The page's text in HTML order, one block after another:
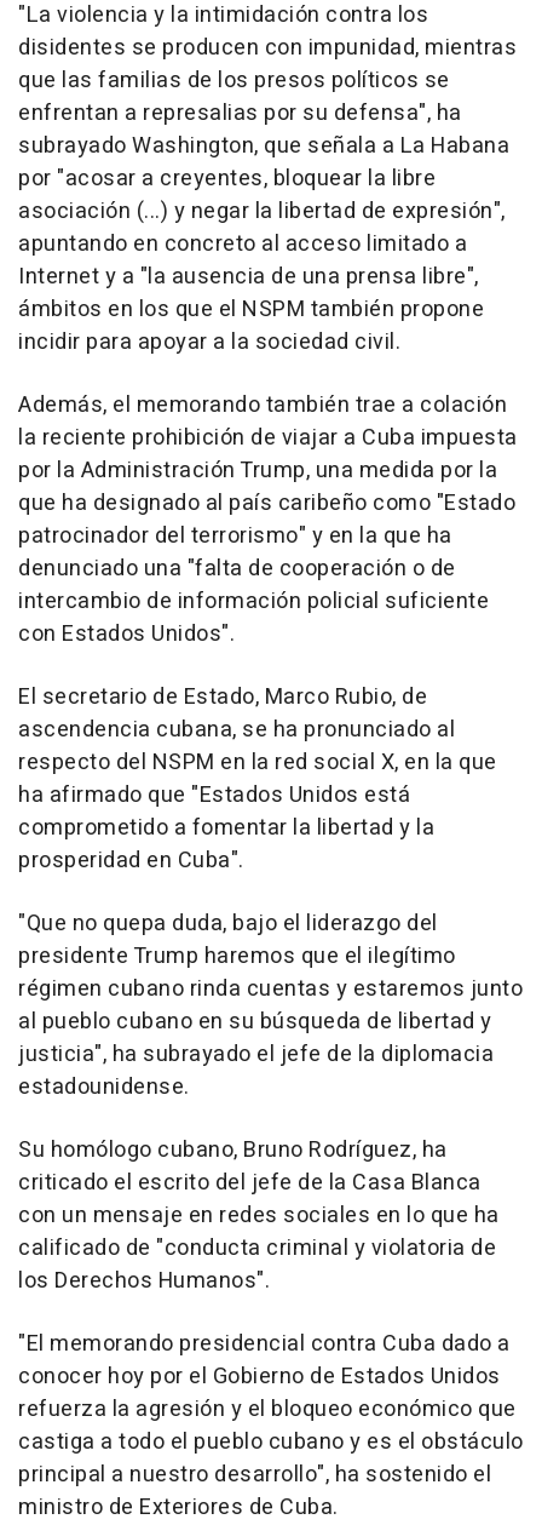
"La violencia y la intimidación contra los
disidentes se producen con impunidad, mientras
que las familias de los presos políticos se
enfrentan a represalias por su defensa", ha
subrayado Washington, que señala a La Habana
por "acosar a creyentes, bloquear la libre
asociación (...) y negar la libertad de expresión",
apuntando en concreto al acceso limitado a
Internet y a "la ausencia de una prensa libre",
ámbitos en los que el NSPM también propone
incidir para apoyar a la sociedad civil.
Además, el memorando también trae a colación
la reciente prohibición de viajar a Cuba impuesta
por la Administración Trump, una medida por la
que ha designado al país caribeño como "Estado
patrocinador del terrorismo" y en la que ha
denunciado una "falta de cooperación o de
intercambio de información policial suficiente
con Estados Unidos".
El secretario de Estado, Marco Rubio, de
ascendencia cubana, se ha pronunciado al
respecto del NSPM en la red social X, en la que
ha afirmado que "Estados Unidos está
comprometido a fomentar la libertad y la
prosperidad en Cuba".
"Que no quepa duda, bajo el liderazgo del
presidente Trump haremos que el ilegítimo
régimen cubano rinda cuentas y estaremos junto
al pueblo cubano en su búsqueda de libertad y
justicia", ha subrayado el jefe de la diplomacia
estadounidense.
Su homólogo cubano, Bruno Rodríguez, ha
criticado el escrito del jefe de la Casa Blanca
con un mensaje en redes sociales en lo que ha
calificado de "conducta criminal y violatoria de
los Derechos Humanos".
"El memorando presidencial contra Cuba dado a
conocer hoy por el Gobierno de Estados Unidos
refuerza la agresión y el bloqueo económico que
castiga a todo el pueblo cubano y es el obstáculo
principal a nuestro desarrollo", ha sostenido el
ministro de Exteriores de Cuba.